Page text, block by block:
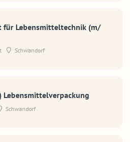
für Lebensmitteltechnik (m/
Schwandorf
Schwandorf